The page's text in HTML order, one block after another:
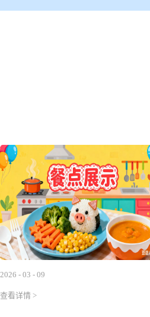
2026 - 03 - 09
查看详情 >